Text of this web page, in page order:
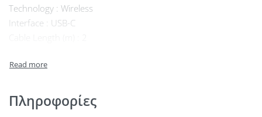
Technology : Wireless
Interface : USB-C
Impedance (Headphone) (Ω) : 36
Microphone : Yes
Application : Gaming
Πληροφορίες